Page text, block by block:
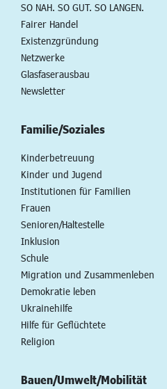
SO NAH. SO GUT. SO LANGEN.
Fairer Handel
Existenzgründung
Netzwerke
Glasfaserausbau
Newsletter
Familie/Soziales
Kinderbetreuung
Kinder und Jugend
Institutionen für Familien
Frauen
Senioren/Haltestelle
Inklusion
Schule
Migration und Zusammenleben
Demokratie leben
Ukrainehilfe
Hilfe für Geflüchtete
Religion
Bauen/Umwelt/Mobilität